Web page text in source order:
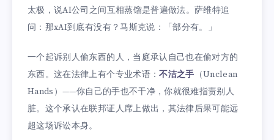
太极，说AI公司之间互相蒸馏是普遍做法。萨维特追
问：那xAI到底有没有？马斯克说：「部分有。」
一个起诉别人偷东西的人，当庭承认自己也在偷对方的
东西。这在法律上有个专业术语：不洁之手 （Unclean
Hands）——你自己的手也不干净，你就很难指责别人
脏。这个承认在联邦证人席上做出，其法律后果可能远
超这场诉讼本身。